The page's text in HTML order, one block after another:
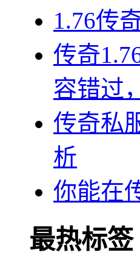
1.76传
传奇
容错过
传奇私
析
你能在
最热标签